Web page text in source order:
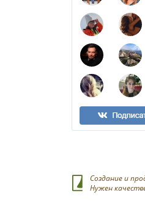
Создание и
Нужен